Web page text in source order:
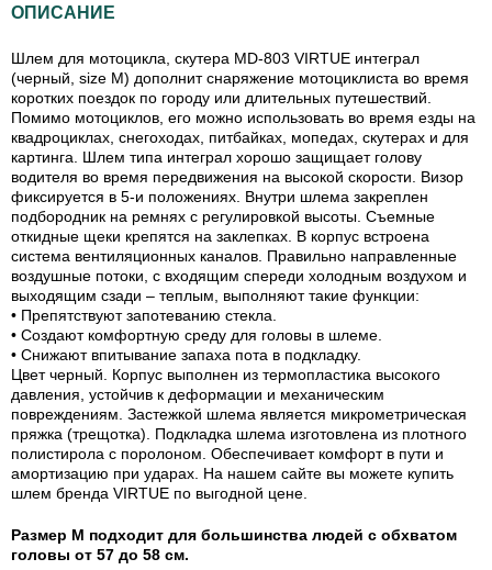
ОПИСАНИЕ
Шлем для мотоцикла, скутера MD-803 VIRTUE интеграл
(черный, size M) дополнит снаряжение мотоциклиста во время
коротких поездок по городу или длительных путешествий.
Помимо мотоциклов, его можно использовать во время езды на
квадроциклах, снегоходах, питбайках, мопедах, скутерах и для
картинга. Шлем типа интеграл хорошо защищает голову
водителя во время передвижения на высокой скорости. Визор
фиксируется в 5-и положениях. Внутри шлема закреплен
подбородник на ремнях с регулировкой высоты. Съемные
откидные щеки крепятся на заклепках. В корпус встроена
система вентиляционных каналов. Правильно направленные
воздушные потоки, с входящим спереди холодным воздухом и
выходящим сзади – теплым, выполняют такие функции:
• Препятствуют запотеванию стекла.
• Создают комфортную среду для головы в шлеме.
• Снижают впитывание запаха пота в подкладку.
Цвет черный. Корпус выполнен из термопластика высокого
давления, устойчив к деформации и механическим
повреждениям. Застежкой шлема является микрометрическая
пряжка (трещотка). Подкладка шлема изготовлена из плотного
полистирола с поролоном. Обеспечивает комфорт в пути и
амортизацию при ударах. На нашем сайте вы можете купить
шлем бренда VIRTUE по выгодной цене.
Размер M подходит для большинства людей с обхватом
головы от 57 до 58 см.